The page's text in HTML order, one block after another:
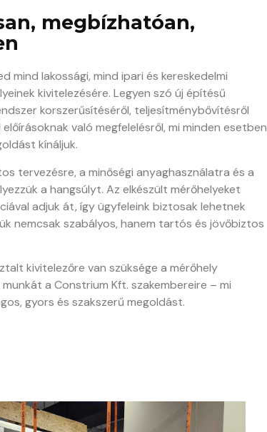
megbízhatóan,
mind lakossági, mind ipari és kereskedelmi
kivitelezésére. Legyen szó új építésű
korszerűsítéséről, teljesítménybővítésről
való megfelelésről, mi minden esetben
kínáljuk.
tervezésre, a minőségi anyaghasználatra és a
a hangsúlyt. Az elkészült mérőhelyeket
adjuk át, így ügyfeleink biztosak lehetnek
nemcsak szabályos, hanem tartós és jövőbiztos
kivitelezőre van szüksége a mérőhely
a Constrium Kft. szakembereire – mi
gyors és szakszerű megoldást.